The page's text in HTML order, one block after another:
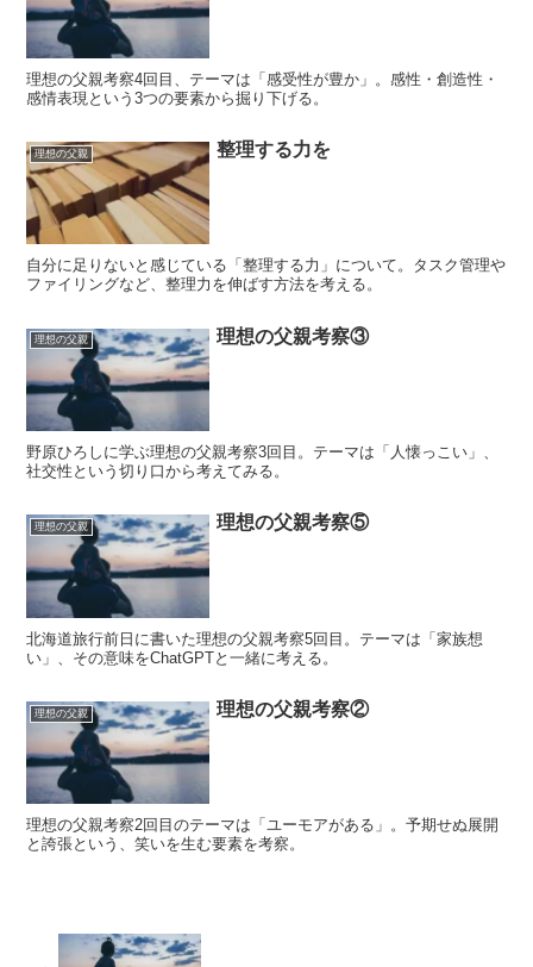
理想の父親考察4回目、テーマは「感受性が豊か」。感性・創造性・
感情表現という3つの要素から掘り下げる。
理想の父親 整理する力を
自分に足りないと感じている「整理する力」について。タスク管理や
ファイリングなど、整理力を伸ばす方法を考える。
理想の父親 理想の父親考察③
野原ひろしに学ぶ理想の父親考察3回目。テーマは「人懐っこい」、
社交性という切り口から考えてみる。
理想の父親 理想の父親考察⑤
北海道旅行前日に書いた理想の父親考察5回目。テーマは「家族想
い」、その意味をChatGPTと一緒に考える。
理想の父親 理想の父親考察②
理想の父親考察2回目のテーマは「ユーモアがある」。予期せぬ展開
と誇張という、笑いを生む要素を考察。